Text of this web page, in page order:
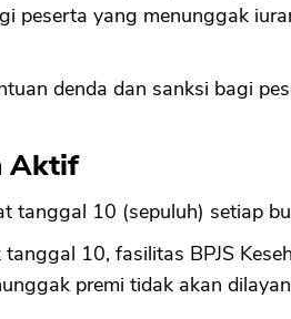
peserta yang menunggak
denda dan sanksi bagi
Aktif
tanggal 10 (sepuluh) setiap
10, fasilitas BPJS
premi tidak akan